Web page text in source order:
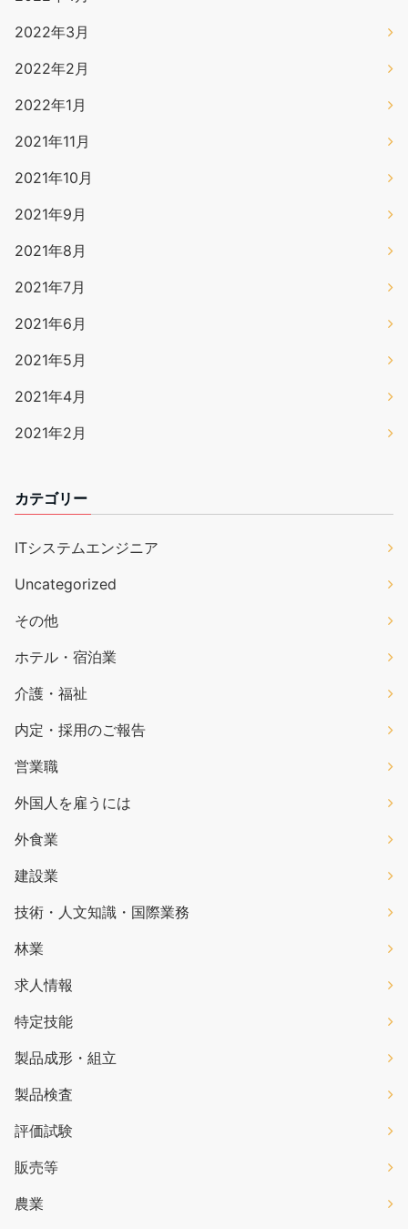
2022年3月
2022年2月
2022年1月
2021年11月
2021年10月
2021年9月
2021年8月
2021年7月
2021年6月
2021年5月
2021年4月
2021年2月
カテゴリー
ITシステムエンジニア
Uncategorized
その他
ホテル・宿泊業
介護・福祉
内定・採用のご報告
営業職
外国人を雇うには
外食業
建設業
技術・人文知識・国際業務
林業
求人情報
特定技能
製品成形・組立
製品検査
評価試験
販売等
農業